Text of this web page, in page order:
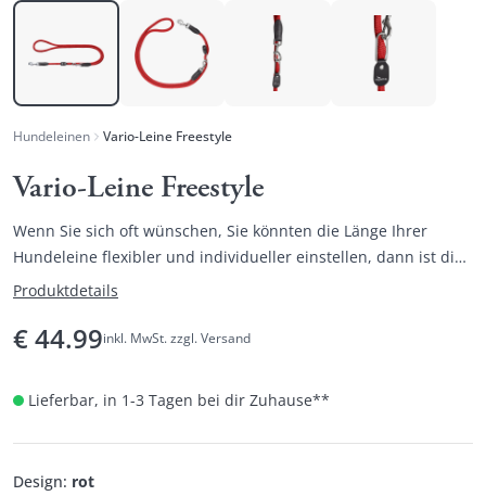
Hundeleinen Vario-Leine Freestyle
Vario-Leine Freestyle
Wenn Sie sich oft wünschen, Sie könnten die Länge Ihrer
Hundeleine flexibler und individueller einstellen, dann ist die
Vario-Leine FREESTYLE die Lösung.
Produktdetails
€44.99inkl. MwSt. zzgl. Versand
Lieferbar, in 1-3 Tagen bei dir Zuhause**
Design: rot